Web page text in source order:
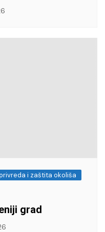
i zaštita okoliša
grad